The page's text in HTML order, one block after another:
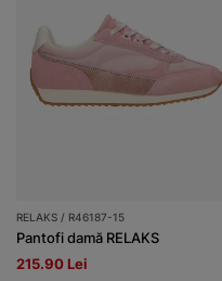
RELAKS / R46187-15
Pantofi damă RELAKS
215.90 Lei